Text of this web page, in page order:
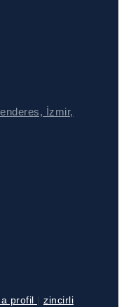
İzmir,
profil | zincirli